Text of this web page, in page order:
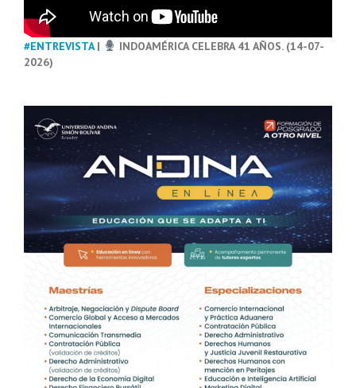
#ENTREVISTA|
INDOAMÉRICA CELEBRA 41 AÑOS. (14-07-
2026)